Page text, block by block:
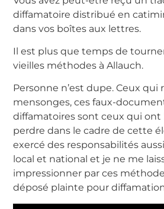
diffamatoire distribué en
dans vos boîtes aux lettres.
Il est plus que temps de
vieilles méthodes à Allauch.
Personne n’est dupe. Ceux qui
mensonges, ces faux-
diffamatoires sont ceux qui ont
perdre dans le cadre de cette
exercé des responsabilités
local et national et je ne me
impressionner par ces
déposé plainte pour